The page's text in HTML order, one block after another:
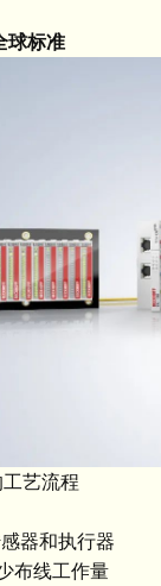
标准
艺流程
器和执行器
布线工作量